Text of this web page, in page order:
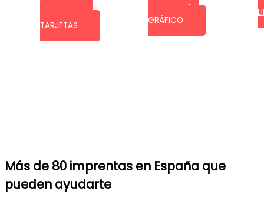
medida
VER LAS
TARJETAS
GRÁFICO
Más de 80 imprentas en España que
pueden ayudarte